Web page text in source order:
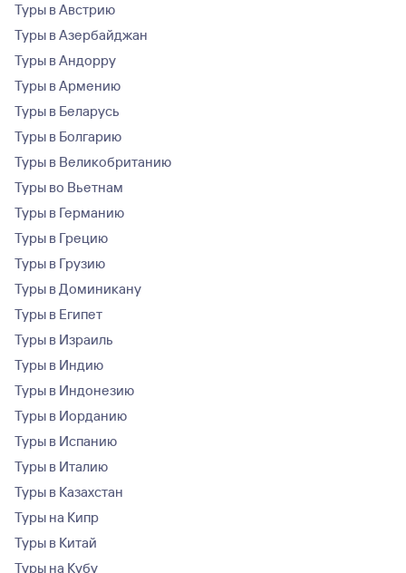
Туры в Австрию
Туры в Азербайджан
Туры в Андорру
Туры в Армению
Туры в Беларусь
Туры в Болгарию
Туры в Великобританию
Туры во Вьетнам
Туры в Германию
Туры в Грецию
Туры в Грузию
Туры в Доминикану
Туры в Египет
Туры в Израиль
Туры в Индию
Туры в Индонезию
Туры в Иорданию
Туры в Испанию
Туры в Италию
Туры в Казахстан
Туры на Кипр
Туры в Китай
Туры на Кубу